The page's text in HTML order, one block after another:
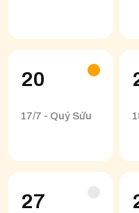
20
17/7 - Quý Sửu
27